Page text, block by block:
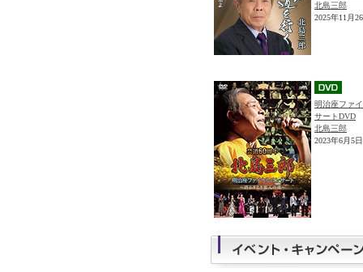
北島三郎
2025年11月
明治座ファ
サートDVD
北島三郎
2023年6月5